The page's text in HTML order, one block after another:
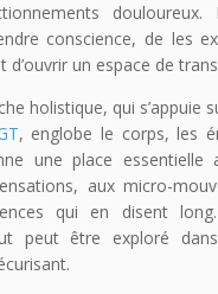
douloureux.
conscience, de les
d’ouvrir un espace de
holistique, qui s’appuie
, englobe le corps, les
une place essentielle
aux micro-
qui en disent
peut être exploré